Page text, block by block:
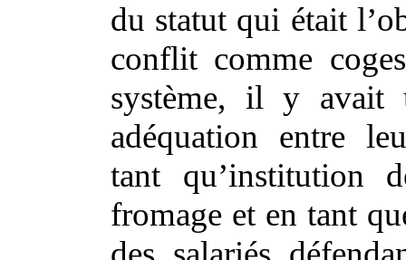
du statut qui était
conflit comme
système, il y avait
adéquation entre
tant qu’institution
fromage et en tant